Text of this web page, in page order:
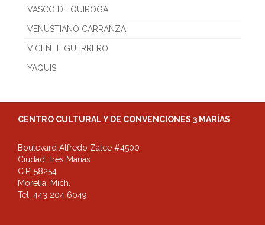
VASCO DE QUIROGA
VENUSTIANO CARRANZA
VICENTE GUERRERO
YAQUIS
CENTRO CULTURAL Y DE CONVENCIONES 3 MARÍAS
Boulevard Alfredo Zalce #4500
Ciudad Tres Marias
C.P. 58254
Morelia, Mich.
Tel. 443 204 6049